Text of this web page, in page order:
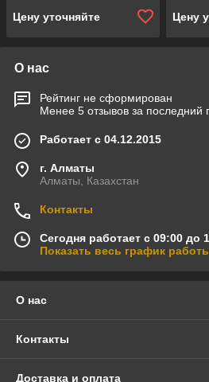
Цену уточняйте
Цену
О нас
Рейтинг не сформирован
Менее 5 отзывов за последний
Работает с 04.12.2015
г. Алматы
Алматы, Казахстан
Контакты
Сегодня работает с 09:00 до
Показать весь график
О нас
Контакты
Доставка и оплата